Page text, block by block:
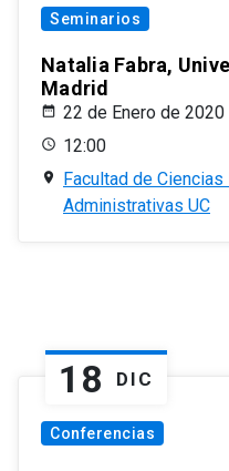
Seminarios
Natalia Fabra,
Madrid
22 de Enero de 2020
12:00
Facultad de
Administrativas UC
18 DIC
Conferencias